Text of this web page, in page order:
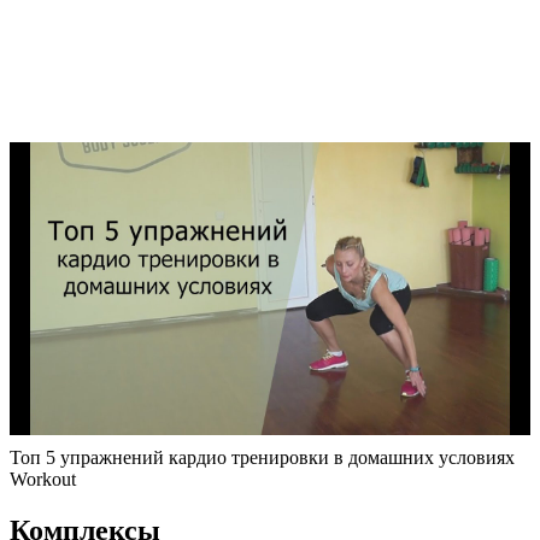
Топ 5 упражнений кардио тренировки в домашних условиях
Workout
Комплексы